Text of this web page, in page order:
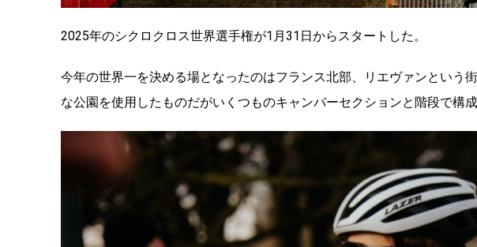
2025年のシクロクロス世界選手権が1月31日からスタートした。
今年の世界一を決める場となったのはフランス北部、リエヴァンという
な公園を使用したものだがいくつものキャンバーセクションと階段で構